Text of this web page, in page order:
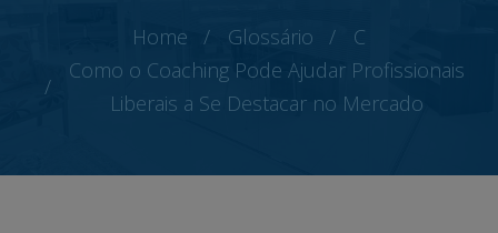
Home Glossário
C
Como o Coaching Pode Ajudar Profissionais
Liberais a Se Destacar no Mercado